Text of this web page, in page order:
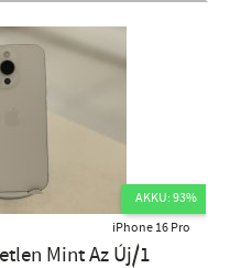
AKKU: 93%
iPhone 16 Pro
Mint Az Új/1